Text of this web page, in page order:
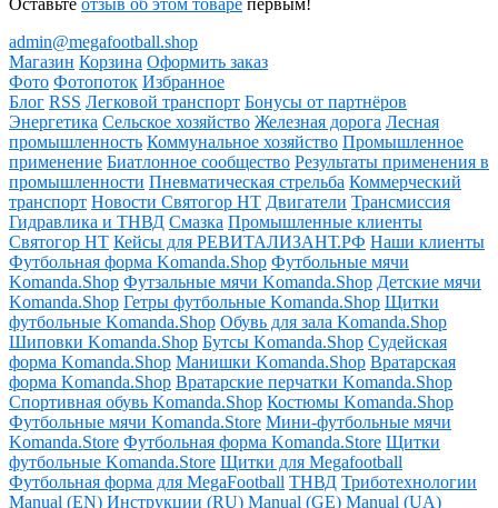
admin@megafootball.shop
Магазин Корзина Оформить заказ
Фото Фотопоток Избранное
Блог RSS Легковой транспорт Бонусы от партнёров
Энергетика Сельское хозяйство Железная дорога Лесная
промышленность Коммунальное хозяйство Промышленное
применение Биатлонное сообщество Результаты применения в
промышленности Пневматическая стрельба Коммерческий
транспорт Новости Святогор НТ Двигатели Трансмиссия
Гидравлика и ТНВД Смазка Промышленные клиенты
Святогор НТ Кейсы для РЕВИТАЛИЗАНТ.РФ Наши клиенты
Футбольная форма Komanda.Shop Футбольные мячи
Komanda.Shop Футзальные мячи Komanda.Shop Детские мячи
Komanda.Shop Гетры футбольные Komanda.Shop Щитки
футбольные Komanda.Shop Обувь для зала Komanda.Shop
Шиповки Komanda.Shop Бутсы Komanda.Shop Судейская
форма Komanda.Shop Манишки Komanda.Shop Вратарская
форма Komanda.Shop Вратарские перчатки Komanda.Shop
Спортивная обувь Komanda.Shop Костюмы Komanda.Shop
Футбольные мячи Komanda.Store Мини-футбольные мячи
Komanda.Store Футбольная форма Komanda.Store Щитки
футбольные Komanda.Store Щитки для Megafootball
Футбольная форма для MegaFootball ТНВД Триботехнологии
Manual (EN) Инструкции (RU) Manual (GE) Manual (UA)